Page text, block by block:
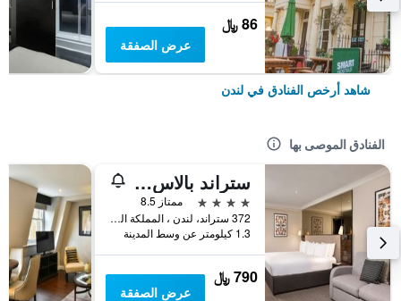
86 ﷼
عرض الصفقة
شاهد أرخص الفنادق في لندن
الفنادق الموصى بها
ستراند بالاس هوتل
4 نجوم
ممتاز 8.5
372 ستراند، لندن ، المملكة المتحدة, لندن, المملكة المتحدة
1.3 كيلومتر عن وسط المدينة
790 ﷼
عرض الصفقة